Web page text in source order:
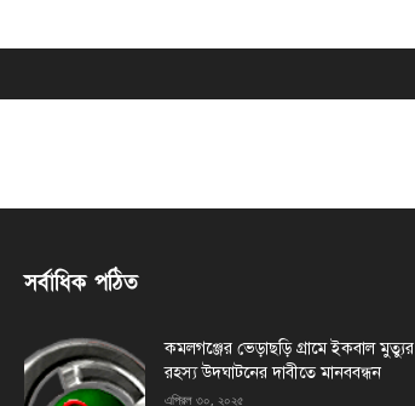
সর্বাধিক পঠিত
কমলগঞ্জের ভেড়াছড়ি গ্রামে ইকবাল মুত্যুর
রহস্য উদঘাটনের দাবীতে মানববন্ধন
এপ্রিল ৩০, ২০২৫